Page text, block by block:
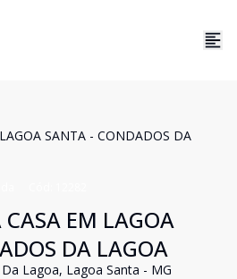
SANTA - CONDADOS DA
EM LAGOA
DA LAGOA
Lagoa, Lagoa Santa - MG